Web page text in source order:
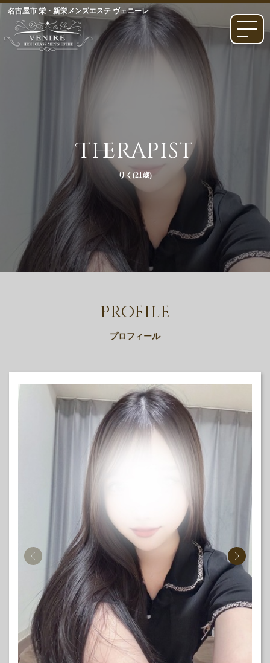
名古屋市 栄・新栄メンズエステ ヴェニーレ
Therapist
りく(21歳)
Profile
プロフィール